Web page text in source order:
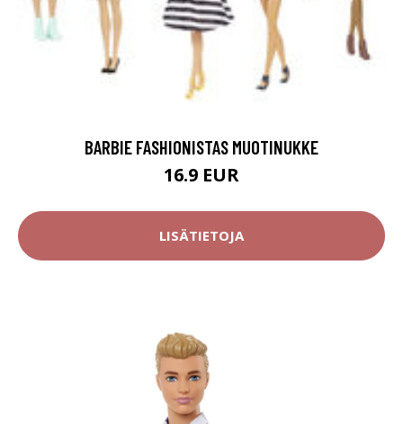
BARBIE FASHIONISTAS MUOTINUKKE
16.9 EUR
LISÄTIETOJA